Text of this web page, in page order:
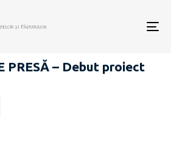
PRESĂ – Debut proiect